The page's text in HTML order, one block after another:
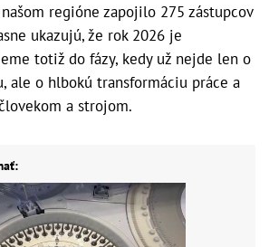
regióne zapojilo 275 zástupcov
ukazujú, že rok 2026 je
totiž do fázy, kedy už nejde len o
ale o hlbokú transformáciu práce a
a strojom.